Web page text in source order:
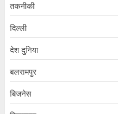
तकनीकी
दिल्ली
देश दुनिया
बलरामपुर
बिजनेस